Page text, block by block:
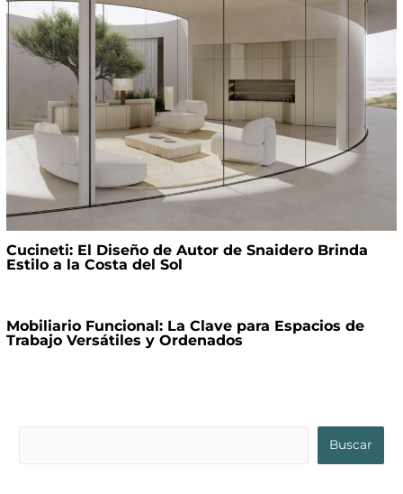
Cucineti: El Diseño de Autor de Snaidero Brinda
Estilo a la Costa del Sol
Mobiliario Funcional: La Clave para Espacios de
Trabajo Versátiles y Ordenados
Buscar